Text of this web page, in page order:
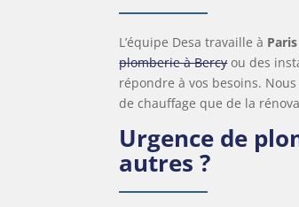
L’équipe Desa travaille à
plomberie à Bercyou des
répondre à vos besoins.
de chauffage que de la
Urgence de
autres ?